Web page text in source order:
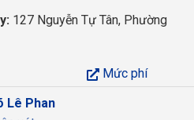
127 Nguyễn Tự Tân, Phường
Mức phí
Lê Phan